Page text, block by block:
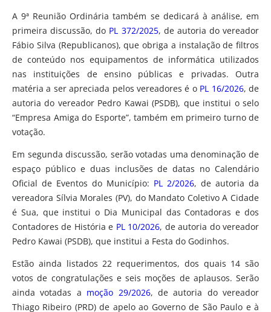
A 9ª Reunião Ordinária também se dedicará à análise, em
primeira discussão, do PL 372/2025, de autoria do vereador
Fábio Silva (Republicanos), que obriga a instalação de filtros
de conteúdo nos equipamentos de informática utilizados
nas instituições de ensino públicas e privadas. Outra
matéria a ser apreciada pelos vereadores é o PL 16/2026, de
autoria do vereador Pedro Kawai (PSDB), que institui o selo
“Empresa Amiga do Esporte”, também em primeiro turno de
votação.
Em segunda discussão, serão votadas uma denominação de
espaço público e duas inclusões de datas no Calendário
Oficial de Eventos do Município: PL 2/2026, de autoria da
vereadora Sílvia Morales (PV), do Mandato Coletivo A Cidade
é Sua, que institui o Dia Municipal das Contadoras e dos
Contadores de História e PL 10/2026, de autoria do vereador
Pedro Kawai (PSDB), que institui a Festa do Godinhos.
Estão ainda listados 22 requerimentos, dos quais 14 são
votos de congratulações e seis moções de aplausos. Serão
ainda votadas a moção 29/2026, de autoria do vereador
Thiago Ribeiro (PRD) de apelo ao Governo de São Paulo e à